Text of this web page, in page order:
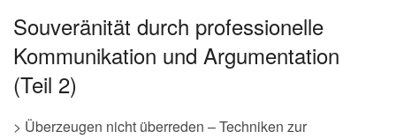
Souveränität durch professionelle
Kommunikation und Argumentation
(Teil 2)
> Überzeugen nicht überreden – Techniken zur